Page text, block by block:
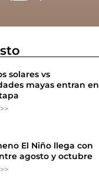
solares vs
mayas entran en
El Niño llega con
agosto y octubre